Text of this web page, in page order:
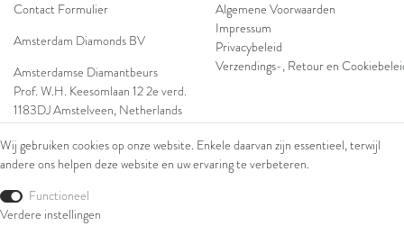
Contact Formulier
Amsterdam Diamonds BV
Amsterdamse Diamantbeurs
Prof. W.H. Keesomlaan 12 2e verd.
1183DJ Amstelveen, Netherlands
Tel: +31 (0) 20 369 4050
Mob: +31 (0) 653 561 562
E-Mail:
wim@amsterdamdiamonds.com
Ringen
Algemene Voorwaarden
Impressum
Privacybeleid
Verzendings-, Retour en
Wij gebruiken cookies op onze website. Enkele daarvan zijn essentieel, terwijl
andere ons helpen deze website en uw ervaring te verbeteren.
Functioneel
Verdere instellingen